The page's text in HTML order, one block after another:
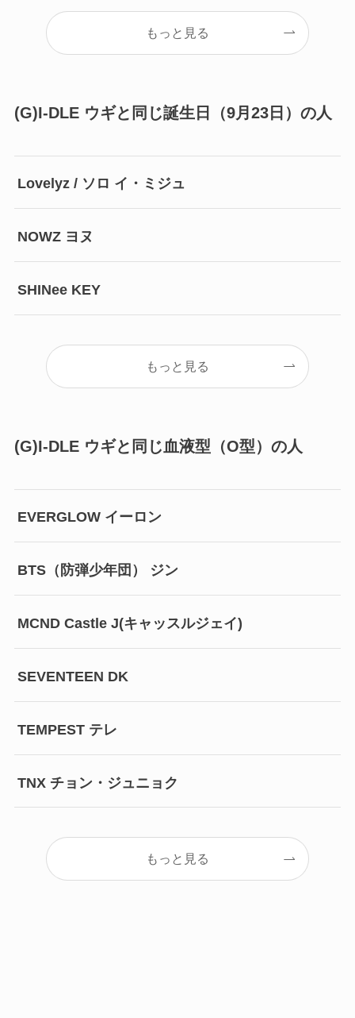
もっと見る
(G)I-DLE ウギと同じ誕生日（9月23日）の人
Lovelyz / ソロ イ・ミジュ
NOWZ ヨヌ
SHINee KEY
もっと見る
(G)I-DLE ウギと同じ血液型（O型）の人
EVERGLOW イーロン
BTS（防弾少年団） ジン
MCND Castle J(キャッスルジェイ)
SEVENTEEN DK
TEMPEST テレ
TNX チョン・ジュニョク
もっと見る